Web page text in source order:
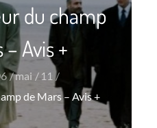
du champ
Avis +
mai
11
de Mars – Avis +